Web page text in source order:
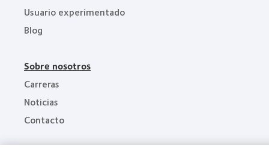
Usuario experimentado
Blog
Sobre nosotros
Carreras
Noticias
Contacto